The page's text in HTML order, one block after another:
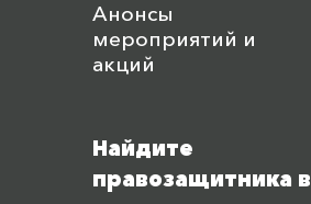
Анонсы
мероприятий и
акций
Найдите
правозащитника в